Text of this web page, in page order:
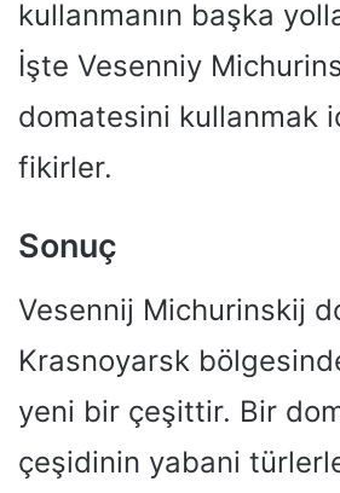
kullanmanın başka
İşte Vesenniy
domatesini kullanmak
fikirler.
Sonuç
Vesennij Michurinskij
Krasnoyarsk
yeni bir çeşittir. Bir
çeşidinin yabani